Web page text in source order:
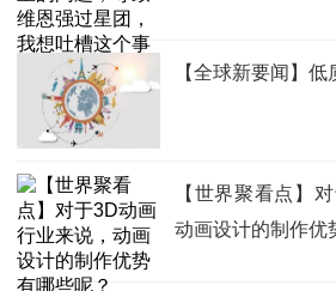
【全球新要闻】低
【世界聚看点】
动画设计的制作优